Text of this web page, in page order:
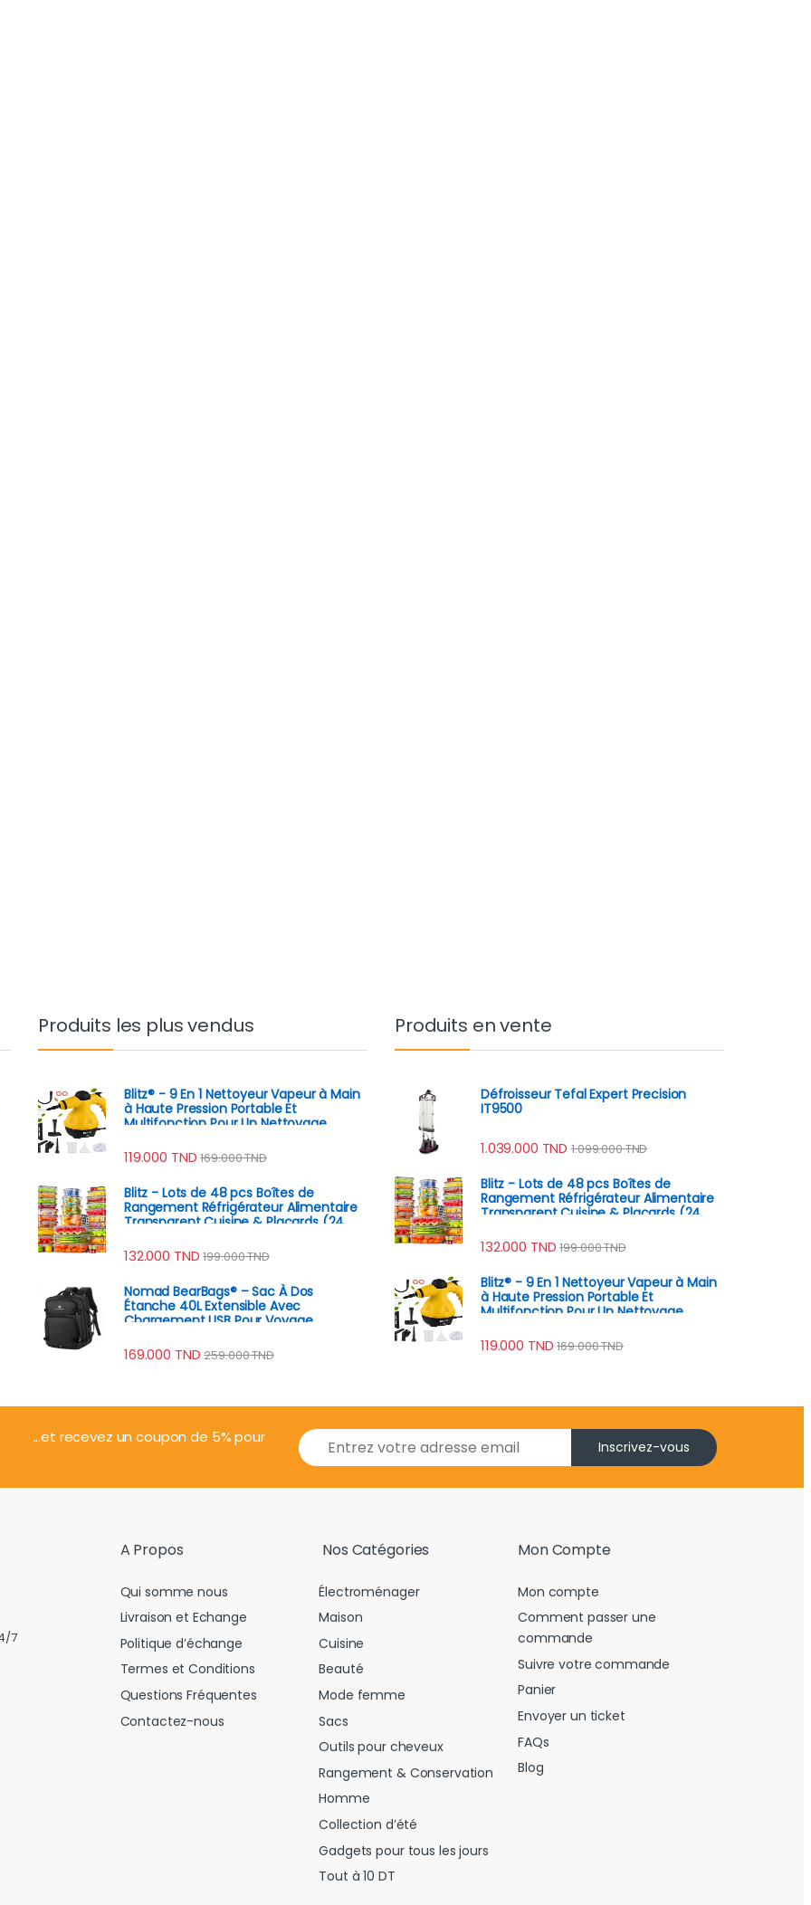
Produits les plus vendus
Blitz® - 9 En 1 Nettoyeur Vapeur à Main
à Haute Pression Portable Et
Multifonction Pour Un Nettoyage
119.000 TND 169.000TND
Blitz - Lots de 48 pcs Boîtes de
Rangement Réfrigérateur Alimentaire
Transparent Cuisine & Placards (24
132.000 TND 199.000TND
Nomad BearBags® – Sac À Dos
Étanche 40L Extensible Avec
Chargement USB Pour Voyage
169.000 TND 259.000TND
Produits en vente
Défroisseur Tefal Expert Precision
IT9500
1.039.000 TND 1.099.000TND
Blitz - Lots de 48 pcs Boîtes de
Rangement Réfrigérateur Alimentaire
Transparent Cuisine & Placards (24
132.000 TND 199.000TND
Blitz® - 9 En 1 Nettoyeur Vapeur à Main
à Haute Pression Portable Et
Multifonction Pour Un Nettoyage
119.000 TND 169.000TND
...et recevez un coupon de 5% pour
E
m
i
Inscrivez-vous
7
A Propos
Qui somme nous
Livraison et Echange
Politique d’échange
Termes et Conditions
Questions Fréquentes
Contactez-nous
Nos Catégories
Électroménager
Maison
Cuisine
Beauté
Mode femme
Sacs
Outils pour cheveux
Rangement & Conservation
Homme
Collection d’été
Gadgets pour tous les jours
Tout à 10 DT
Mon Compte
Mon compte
Comment passer une
commande
Suivre votre commande
Panier
Envoyer un ticket
FAQs
Blog